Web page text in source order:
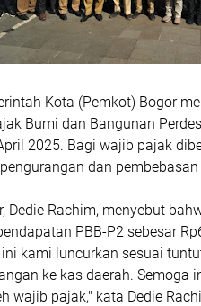
Kota (Pemkot) Bogor
Bumi dan Bangunan
2025. Bagi wajib pajak
dan
Dedie Rachim, menyebut
PBB-P2 sebesar
kami luncurkan sesuai
ke kas daerah. Semoga
wajib pajak," kata Dedie